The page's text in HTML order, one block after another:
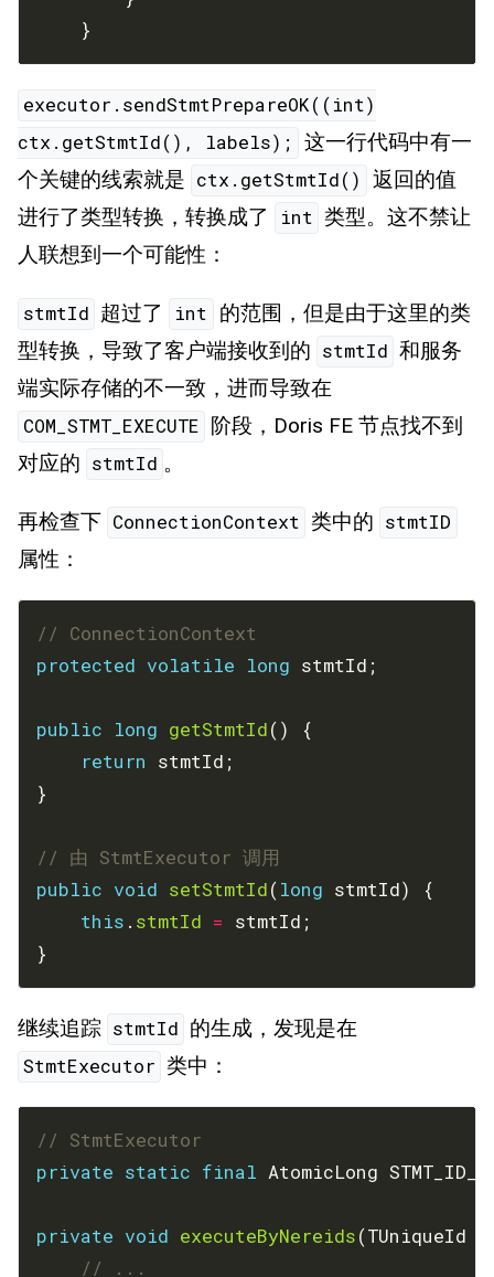
    }
executor.sendStmtPrepareOK((int)
ctx.getStmtId(), labels);
这一行代码中有一
个关键的线索就是 ctx.getStmtId() 返回的值
进行了类型转换，转换成了
int 类型。这不禁让
人联想到一个可能性：
stmtId 超过了 int 的范围，但是由于这里的类
型转换，导致了客户端接收到的 stmtId 和服务
端实际存储的不一致，进而导致在
COM_STMT_EXECUTE 阶段，Doris FE 节点找不到
对应的 stmtId 。
再检查下 ConnectionContext 类中的 stmtID
属性：
// ConnectionContext
protected volatile long
public long getStmtId
return
// 由 StmtExecutor 调用
public void setStmtId(long
this . stmtId =
}
继续追踪 stmtId 的生成，发现是在
StmtExecutor 类中：
// StmtExecutor
private static final AtomicLong
private void executeByNereids(TUniqueId
// ...